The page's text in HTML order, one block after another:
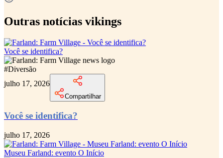
Outras notícias vikings
Você se identifica?
#Diversão
julho 17, 2026
Compartilhar
Você se identifica?
julho 17, 2026
Museu Farland: evento O Início